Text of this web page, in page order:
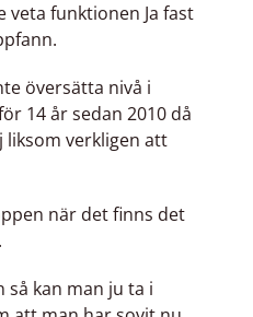
funktionen Ja fast
översätta nivå i
14 år sedan 2010 då
liksom verkligen att
när det finns det
kan man ju ta i